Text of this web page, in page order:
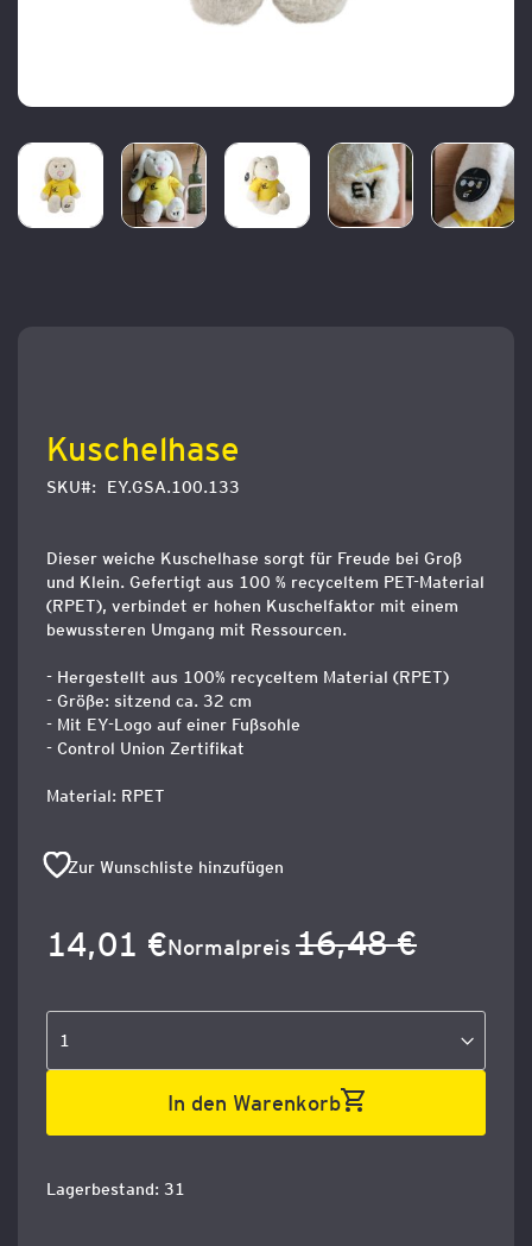
Kuschelhase
SKU EY.GSA.100.133
Dieser weiche Kuschelhase sorgt für Freude bei Groß
und Klein. Gefertigt aus 100 % recyceltem PET-Material
(RPET), verbindet er hohen Kuschelfaktor mit einem
bewussteren Umgang mit Ressourcen.
- Hergestellt aus 100% recyceltem Material (RPET)
- Größe: sitzend ca. 32 cm
- Mit EY-Logo auf einer Fußsohle
- Control Union Zertifikat
Material: RPET
Zur Wunschliste hinzufügen
Sonderangebot
14,01 €Normalpreis 16,48 €
In den Warenkorb
Lagerbestand: 31